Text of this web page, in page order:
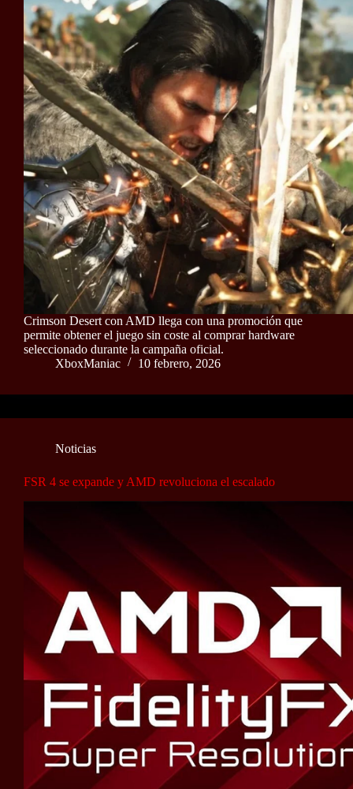
Crimson Desert con AMD llega con una promoción que
permite obtener el juego sin coste al comprar hardware
seleccionado durante la campaña oficial.
XboxManiac
10 febrero, 2026
Noticias
FSR 4 se expande y AMD revoluciona el escalado